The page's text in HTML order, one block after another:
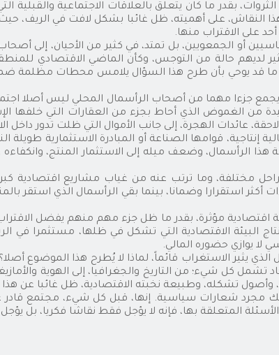
بقدر ما كان يتعلق بالعلاقات الاجتماعية
النقاش، على أهميته، ظل غائبا بشكل لافت في الريف،
على الاقتراب منها.
أو الجمعويين، بل تمتد، في كثير من الأحيان، إلى
لديهم حالة من التوجس، وكأن الماضي الاقتصادي
ما قد يوحي بأن طرح هذا السؤال يلامس محطات مظلمة
يجمع جزءا مهما من أصحاب الرأسمال المحلي ليس أصلا
من الغموض الذي أحاط بجزء من العقارات التي خلفها
عائدات الهجرة، إلى جانب الأموال التي ظلت تدور
قوامها الصناعة أو المبادرة الاستثمارية طويلة
الرأسمال، وضعف ميله إلى الاستثمار المنتج،
مختلفة، وما ترتب عنه من غياب مشاريع اقتصادية
استقرارا وضمانا، بينما بقي الرأسمال الذي استقر
اقتصادية مؤثرة، بقدر ما ظل جزء مهم منهم يفضل
البيئة الاقتصادية التي تشكل في ظلها، مستثمرا في
لا يوازي حضوره المالي.
الذي يثير الاستغراب قائماً، لماذا لا يُطرح هذا الموضوع
كل شيء؛ من التاريخ والجغرافيا، إلى الهوية
وأصول تشكله، وطبيعة نخبته الاقتصادية، ظل غائبا عن
شعارات سياسية. إنها، قبل كل شيء، مجتمع قادر
المتعلقة بها، فإنه لا يؤجل فقط نقاشا فكريا، بل